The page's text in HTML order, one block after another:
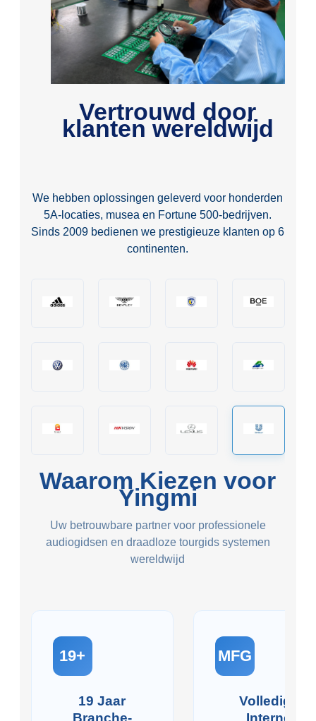
Vertrouwd door
klanten wereldwijd
We hebben oplossingen geleverd voor honderden
5A-locaties, musea en Fortune 500-bedrijven.
Sinds 2009 bedienen we prestigieuze klanten op 6
continenten.
Waarom Kiezen voor
Yingmi
Uw betrouwbare partner voor professionele
audiogidsen en draadloze tourgids systemen
wereldwijd
19+
19 Jaar
Branche-
MFG
Volledige
Interne